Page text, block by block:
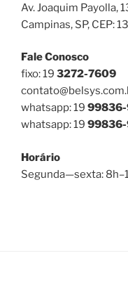
Av. Joaquim Payolla,
Campinas, SP, CEP:
Fale Conosco
fixo: 19 3272-7609
whatsapp: 19
whatsapp: 19
Horário
Segunda—sexta: